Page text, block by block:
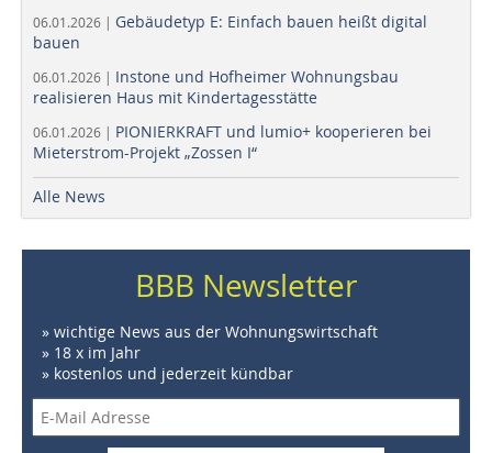
06.01.2026 | Gebäudetyp E: Einfach bauen heißt digital
bauen
06.01.2026 | Instone und Hofheimer Wohnungsbau
realisieren Haus mit Kindertagesstätte
06.01.2026 | PIONIERKRAFT und lumio+ kooperieren bei
Mieterstrom-Projekt „Zossen I“
Alle News
BBB Newsletter
» wichtige News aus der Wohnungswirtschaft
» 18 x im Jahr
» kostenlos und jederzeit kündbar